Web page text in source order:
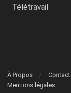
Télétravail
À Propos Contact
Mentions légales